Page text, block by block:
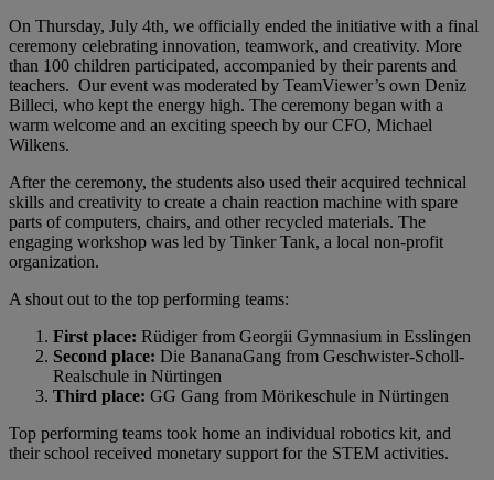
On Thursday, July 4th, we officially ended the initiative with a final
ceremony celebrating innovation, teamwork, and creativity. More
than 100 children participated, accompanied by their parents and
teachers. Our event was moderated by TeamViewer’s own Deniz
Billeci, who kept the energy high. The ceremony began with a
warm welcome and an exciting speech by our CFO, Michael
Wilkens.
After the ceremony, the students also used their acquired technical
skills and creativity to create a chain reaction machine with spare
parts of computers, chairs, and other recycled materials. The
engaging workshop was led by Tinker Tank, a local non-profit
organization.
A shout out to the top performing teams:
First place: Rüdiger from Georgii Gymnasium in Esslingen
Second place: Die BananaGang from Geschwister-Scholl-
Realschule in Nürtingen
Third place: GG Gang from Mörikeschule in Nürtingen
Top performing teams took home an individual robotics kit, and
their school received monetary support for the STEM activities.